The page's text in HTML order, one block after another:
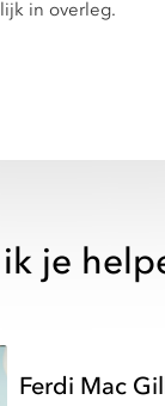
in overleg.
je
Ferdi Mac